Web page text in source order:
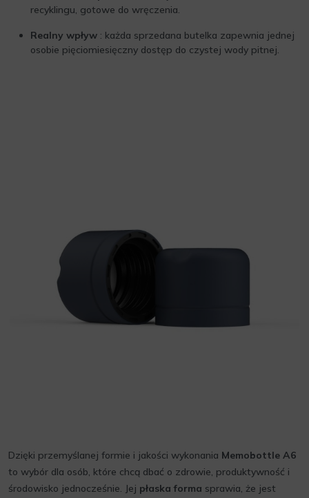
recyklingu, gotowe do wręczenia.
Realny wpływ : każda sprzedana butelka zapewnia jednej
osobie pięciomiesięczny dostęp do czystej wody pitnej.
Dzięki przemyślanej formie i jakości wykonania Memobottle A6
to wybór dla osób, które chcą dbać o zdrowie, produktywność i
środowisko jednocześnie. Jej płaska forma sprawia, że jest